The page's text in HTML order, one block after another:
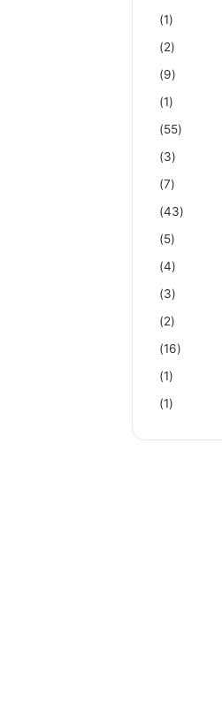
(1)
(2)
(9)
(1)
(55)
(3)
(7)
(43)
(5)
(4)
(3)
(2)
(16)
(1)
(1)